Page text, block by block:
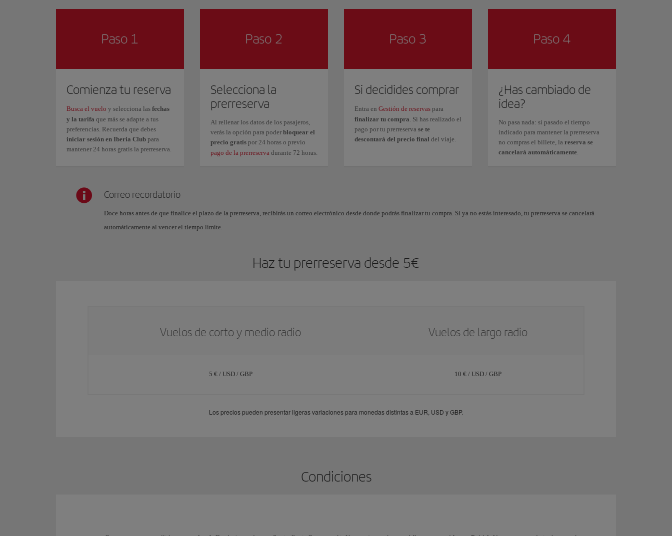
Comienza tu reserva
Busca el vuelo y selecciona las fechas
y la tarifa que más se adapte a tus
preferencias. Recuerda que debes
iniciar sesión en Iberia Club para
mantener 24 horas gratis la prerreserva.
Selecciona la
prerreserva
Al rellenar los datos de los pasajeros,
verás la opción para poder bloquear el
precio gratis por 24 horas o previo
pago de la prerreserva durante 72 horas.
Si decidides comprar
Entra en Gestión de reservas para
finalizar tu compra. Si has realizado el
pago por tu prerreserva se te
descontará del precio final del viaje.
¿Has cambiado de
idea?
No pasa nada: si pasado el tiempo
indicado para mantener la prerreserva
no compras el billete, la reserva se
cancelará automáticamente.
Correo recordatorio
Doce horas antes de que finalice el plazo de la prerreserva, recibirás un correo electrónico desde donde podrás finalizar tu compra. Si ya no estás interesado, tu prerreserva se cancelará
automáticamente al vencer el tiempo límite.
Haz tu prerreserva desde 5€
Vuelos de corto y medio radio Vuelos de largo radio
5 € / USD / GBP 10 € / USD / GBP
Los precios pueden presentar ligeras variaciones para monedas distintas a EUR, USD y GBP.
Condiciones